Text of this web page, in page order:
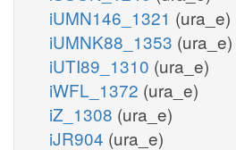
iUMN146_1321 (ura_e)
iUMNK88_1353 (ura_e)
iUTI89_1310 (ura_e)
iWFL_1372 (ura_e)
iZ_1308 (ura_e)
iJR904 (ura_e)